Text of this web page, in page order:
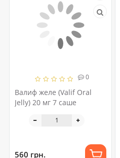
0
Валиф желе (Valif Oral
Jelly) 20 мг 7 саше
560 грн.